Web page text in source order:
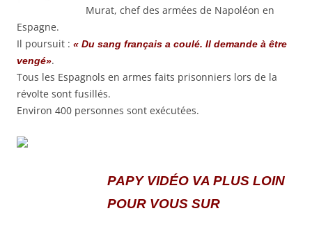
Murat, chef des armées de Napoléon en
Espagne.
Il poursuit : « Du sang français a coulé. Il demande à être
vengé».
Tous les Espagnols en armes faits prisonniers lors de la
révolte sont fusillés.
Environ 400 personnes sont exécutées.
PAPY VIDÉO VA PLUS LOIN
POUR VOUS SUR